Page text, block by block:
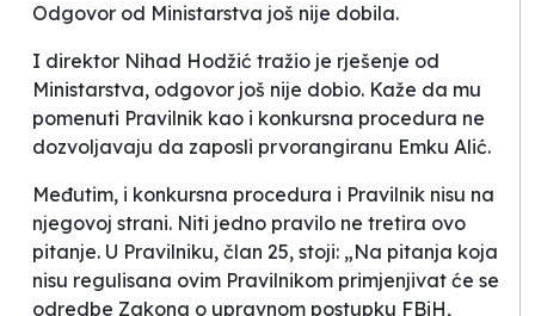
Odgovor od Ministarstva još nije dobila.
I direktor Nihad Hodžić tražio je rješenje od
Ministarstva, odgovor još nije dobio. Kaže da mu
pomenuti Pravilnik kao i konkursna procedura ne
dozvoljavaju da zaposli prvorangiranu Emku Alić.
Međutim, i konkursna procedura i Pravilnik nisu na
njegovoj strani. Niti jedno pravilo ne tretira ovo
pitanje. U Pravilniku, član 25, stoji: „Na pitanja koja
nisu regulisana ovim Pravilnikom primjenjivat će se
odredbe Zakona o upravnom postupku FBiH,